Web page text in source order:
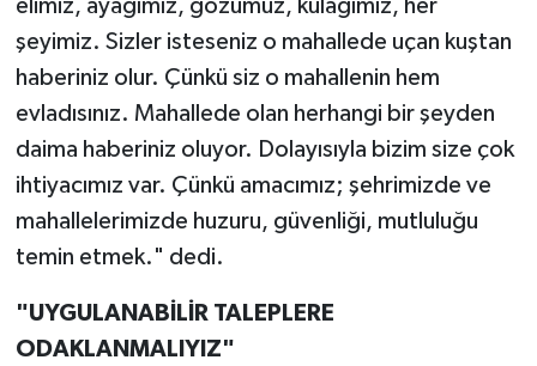
elimiz, ayağımız, gözümüz, kulağımız, her
şeyimiz. Sizler isteseniz o mahallede uçan kuştan
haberiniz olur. Çünkü siz o mahallenin hem
evladısınız. Mahallede olan herhangi bir şeyden
daima haberiniz oluyor. Dolayısıyla bizim size çok
ihtiyacımız var. Çünkü amacımız; şehrimizde ve
mahallelerimizde huzuru, güvenliği, mutluluğu
temin etmek." dedi.
"UYGULANABİLİR TALEPLERE
ODAKLANMALIYIZ"